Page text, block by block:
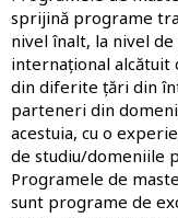
sprijină programe
nivel înalt, la nivel
internațional
din diferite țări din
parteneri din
acestuia, cu o
de studiu/domeniile
Programele de
sunt programe de